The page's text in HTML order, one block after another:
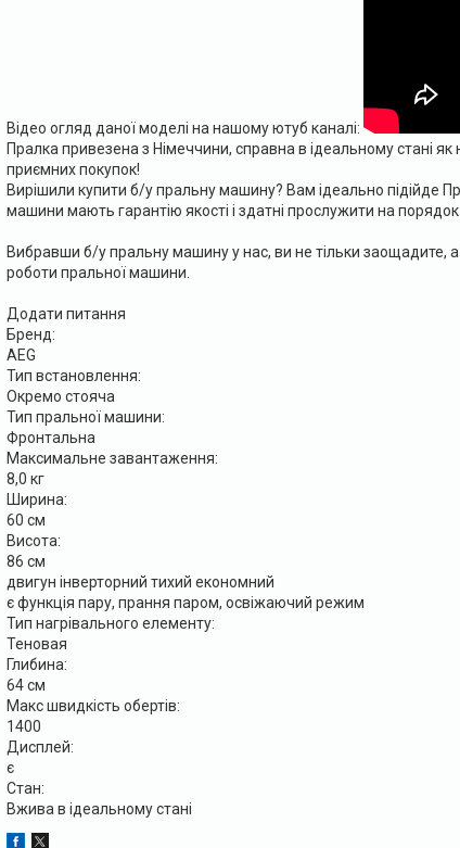
Відео огляд даної моделі на нашому ютуб каналі:
Пралка привезена з Німеччини, справна в ідеальному стані
приємних покупок!
Вирішили купити б/у пральну машину? Вам ідеально підійде
машини мають гарантію якості і здатні прослужити на порядок
Вибравши б/у пральну машину у нас, ви не тільки заощадите, а
роботи пральної машини.
Додати питання
Бренд:
AEG
Тип встановлення:
Окремо стояча
Тип пральної машини:
Фронтальна
Максимальне завантаження:
8,0 кг
Ширина:
60 см
Висота:
86 см
двигун інверторний тихий економний
є функція пару, прання паром, освіжаючий режим
Тип нагрівального елементу:
Теновая
Глибина:
64 см
Макс швидкість обертів:
1400
Дисплей:
є
Стан:
Вжива в ідеальному стані